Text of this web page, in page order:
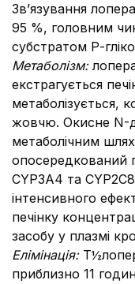
Зв’язування
95 %, головним
субстратом Р-
Метаболізм:
екстрагується
метаболізується,
жовчю. Окисне N-
метаболічним
опосередкований
CYP3A4 та
інтенсивного
печінку
засобу у плазмі
Елімінація:
приблизно 11